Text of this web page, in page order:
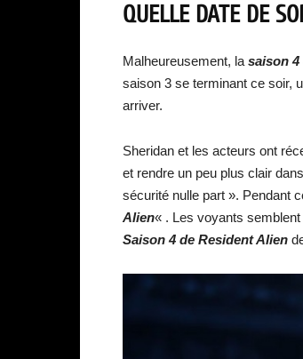
QUELLE DATE DE
Malheureusement, la saison 4
saison 3 se terminant ce soir,
arriver.
Sheridan et les acteurs ont
et rendre un peu plus clair
sécurité nulle part ». Pendant
Alien« . Les voyants
Saison 4 de Resident Alien